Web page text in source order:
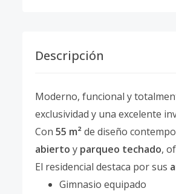
Descripción
Moderno, funcional y
exclusividad y una excelente
Con 55 m²de diseño
abierto y parqueo techado,
El residencial destaca por sus
Gimnasio equipado